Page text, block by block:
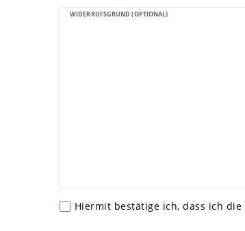
WIDERRUFSGRUND (OPTIONAL)
Hiermit bestätige ich, dass ich die